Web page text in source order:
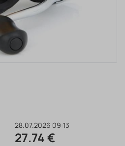
28.07.2026 09:13
27.74 €